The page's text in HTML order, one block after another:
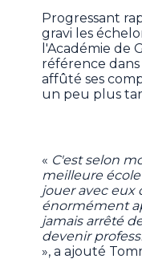
Progressant
gravi les
l'Académie de
référence
affûté ses
un peu plus
« C'est selon
meilleure
jouer avec eux
énormément
jamais arrêté
devenir
», a ajouté